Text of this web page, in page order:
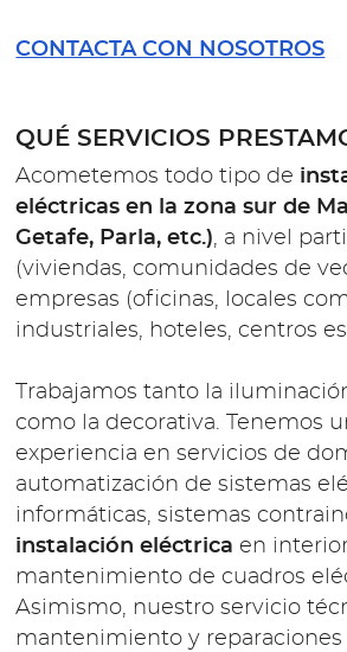
CONTACTA CON NOSOTROS
QUÉ SERVICIOS
Acometemos todo tipo de
eléctricas en la zona sur de
Getafe, Parla, etc.), a nivel
(viviendas, comunidades de
empresas (oficinas, locales
industriales, hoteles, centros
Trabajamos tanto la
como la decorativa. Tenemos
experiencia en servicios de
automatización de sistemas
informáticas, sistemas
instalación eléctrica en
mantenimiento de cuadros
Asimismo, nuestro servicio
mantenimiento y reparaciones